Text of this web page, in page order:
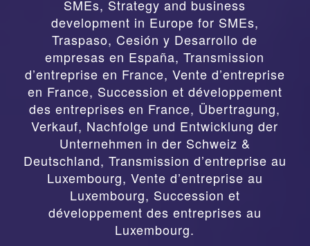
SMEs, Strategy and business
development in Europe for SMEs,
Traspaso, Cesión y Desarrollo de
empresas en España,Transmission
d’entreprise en France, Vente d’entreprise
en France, Succession et développement
des entreprises en France, Übertragung,
Verkauf, Nachfolge und Entwicklung der
Unternehmen in der Schweiz &
Deutschland, Transmission d’entreprise au
Luxembourg, Vente d’entreprise au
Luxembourg, Succession et
développement des entreprises au
Luxembourg.